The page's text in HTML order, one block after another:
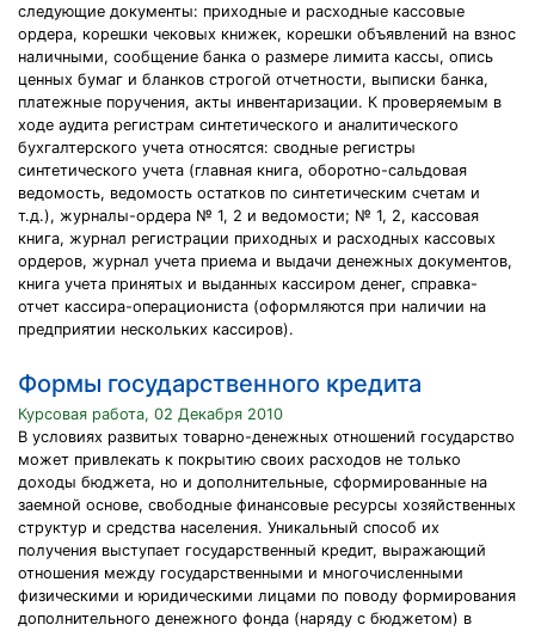
следующие документы: приходные и расходные кассовые
ордера, корешки чековых книжек, корешки объявлений на взнос
наличными, сообщение банка о размере лимита кассы, опись
ценных бумаг и бланков строгой отчетности, выписки банка,
платежные поручения, акты инвентаризации. К проверяемым в
ходе аудита регистрам синтетического и аналитического
бухгалтерского учета относятся: сводные регистры
синтетического учета (главная книга, оборотно-сальдовая
ведомость, ведомость остатков по синтетическим счетам и
т.д.), журналы-ордера № 1, 2 и ведомости; № 1, 2, кассовая
книга, журнал регистрации приходных и расходных кассовых
ордеров, журнал учета приема и выдачи денежных документов,
книга учета принятых и выданных кассиром денег, справка-
отчет кассира-операциониста (оформляются при наличии на
предприятии нескольких кассиров).
Формы государственного кредита
Курсовая работа, 02 Декабря 2010
В условиях развитых товарно-денежных отношений государство
может привлекать к покрытию своих расходов не только
доходы бюджета, но и дополнительные, сформированные на
заемной основе, свободные финансовые ресурсы хозяйственных
структур и средства населения. Уникальный способ их
получения выступает государственный кредит, выражающий
отношения между государственными и многочисленными
физическими и юридическими лицами по поводу формирования
дополнительного денежного фонда (наряду с бюджетом) в